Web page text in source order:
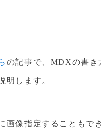
の記事で、MDXの書
明します。
画像指定することもで